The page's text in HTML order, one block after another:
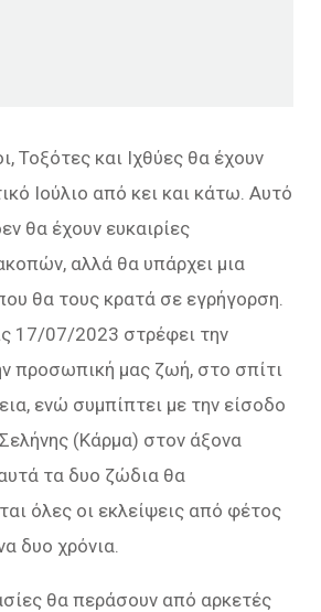
Τοξότες και Ιχθύες θα έχουν
Ιούλιο από κει και κάτω. Αυτό
θα έχουν ευκαιρίες
αλλά θα υπάρχει μια
θα τους κρατά σε εγρήγορση.
17/07/2023 στρέφει την
προσωπική μας ζωή, στο σπίτι
ενώ συμπίπτει με την είσοδο
(Κάρμα) στον άξονα
τα δυο ζώδια θα
όλες οι εκλείψεις από φέτος
δυο χρόνια.
θα περάσουν από αρκετές